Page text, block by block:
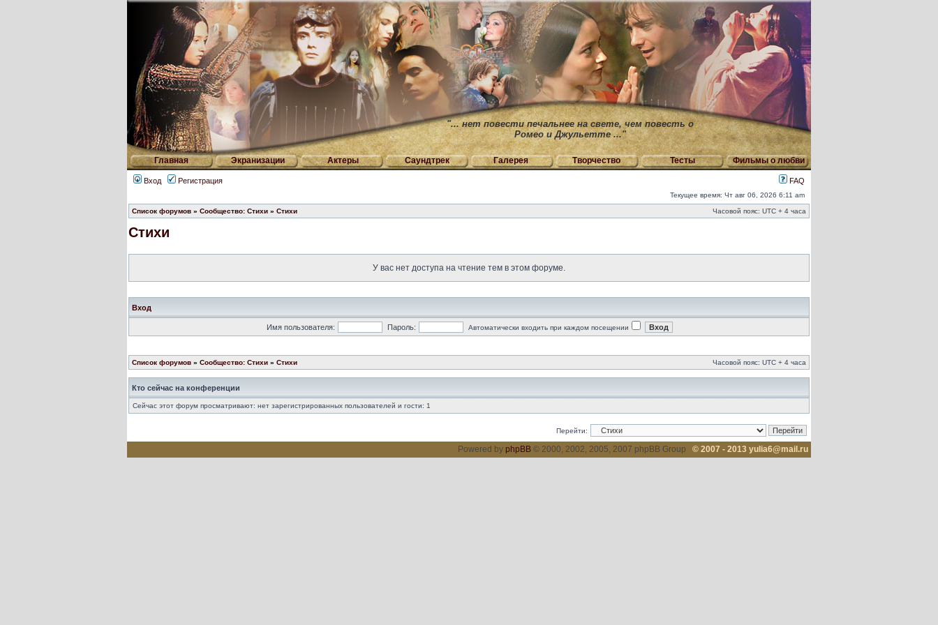
"... нет повести печальнее на свете, чем повесть о
Ромео и Джульетте ..."
Главная Экранизации Актеры Саундтрек Галерея Творчество Тесты Фильмы о любви
Вход Регистрация FAQ
Текущее время: Чт авг 06, 2026 6:11 am
Список форумов » Сообщество: Стихи » Стихи Часовой пояс: UTC + 4 часа
Стихи
У вас нет доступа на чтение тем в этом форуме.
Вход
Имя пользователя: Пароль: Автоматически входить при каждом посещении
Список форумов » Сообщество: Стихи » Стихи Часовой пояс: UTC + 4 часа
Кто сейчас на конференции
Сейчас этот форум просматривают: нет зарегистрированных пользователей и гости: 1
Перейти:
Powered by phpBB © 2000, 2002, 2005, 2007 phpBB Group © 2007 - 2013 yulia6@mail.ru